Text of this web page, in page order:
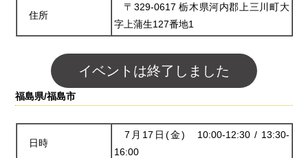
住所
〒329-0617 栃木県河内郡上三川町大
字上蒲生127番地1
イベントは終了しました
福島県/福島市
日時
7月17日(金) 10:00-12:30 / 13:30-
16:00